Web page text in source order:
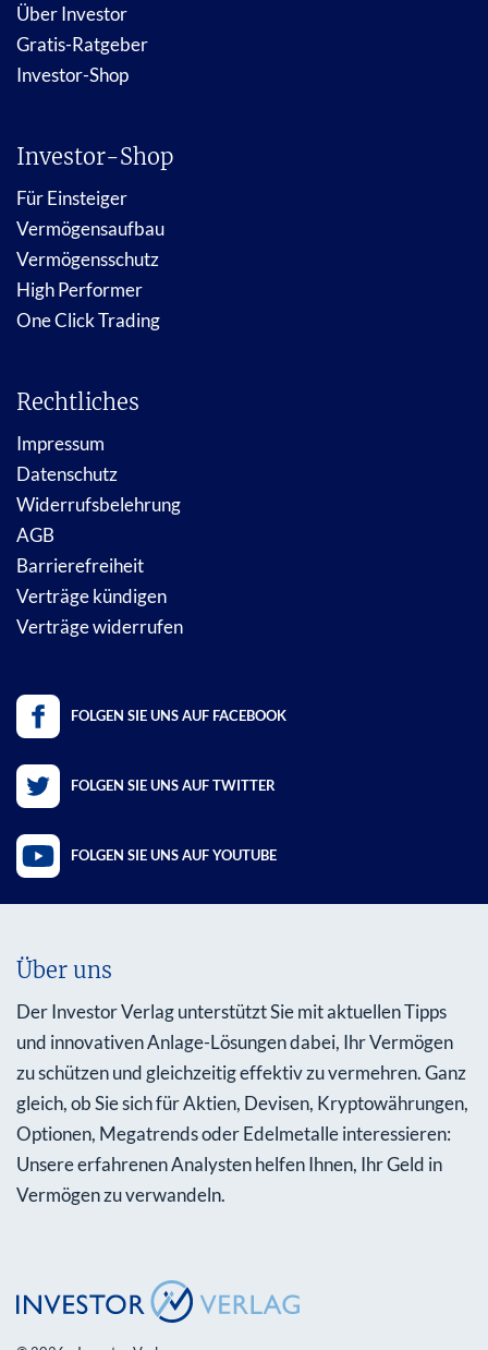
Über Investor
Gratis-Ratgeber
Investor-Shop
Investor-Shop
Für Einsteiger
Vermögensaufbau
Vermögensschutz
High Performer
One Click Trading
Rechtliches
Impressum
Datenschutz
Widerrufsbelehrung
AGB
Barrierefreiheit
Verträge kündigen
Verträge widerrufen
FOLGEN SIE UNS AUF FACEBOOK
FOLGEN SIE UNS AUF TWITTER
FOLGEN SIE UNS AUF YOUTUBE
Über uns
Der Investor Verlag unterstützt Sie mit aktuellen Tipps
und innovativen Anlage-Lösungen dabei, Ihr Vermögen
zu schützen und gleichzeitig effektiv zu vermehren. Ganz
gleich, ob Sie sich für Aktien, Devisen, Kryptowährungen,
Optionen, Megatrends oder Edelmetalle interessieren:
Unsere erfahrenen Analysten helfen Ihnen, Ihr Geld in
Vermögen zu verwandeln.